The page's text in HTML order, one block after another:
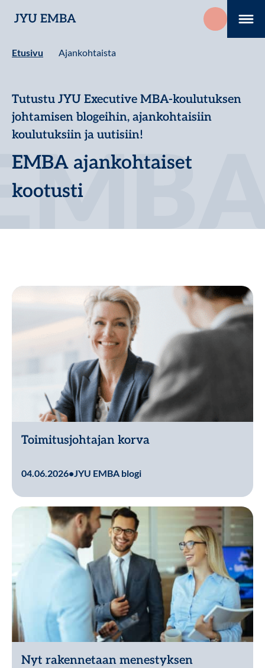
sisältöön
JYU EMBA
Etusivu Ajankohtaista
Tutustu JYU Executive MBA-koulutuksen
johtamisen blogeihin, ajankohtaisiin
koulutuksiin ja uutisiin!
EMBA ajankohtaiset
kootusti
Toimitusjohtajan korva
04.06.2026• JYU EMBA blogi
Nyt rakennetaan menestyksen